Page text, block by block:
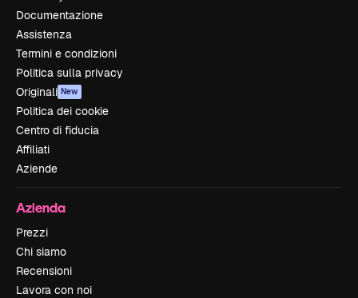
Documentazione
Assistenza
Termini e condizioni
Politica sulla privacy
Originali New
Politica dei cookie
Centro di fiducia
Affiliati
Aziende
Azienda
Prezzi
Chi siamo
Recensioni
Lavora con noi